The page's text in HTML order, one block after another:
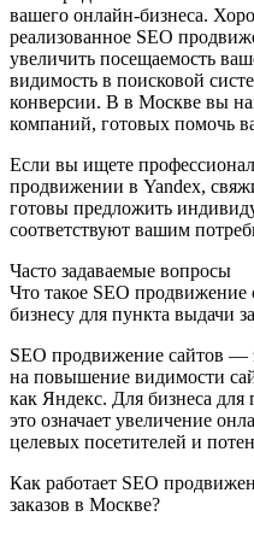
вашего онлайн-бизнеса.
реализованное SEO
увеличить посещаемость
видимость в поисковой
конверсии. В в Москве вы
компаний, готовых помочь
Если вы ищете
продвижении в Yandex,
готовы предложить
соответствуют вашим
Часто задаваемые вопросы
Что такое SEO
бизнесу для пункта выдачи
SEO продвижение сайтов —
на повышение видимости
как Яндекс. Для бизнеса для
это означает увеличение
целевых посетителей и
Как работает SEO
заказов в Москве?